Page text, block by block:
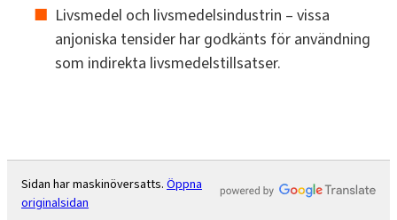
Livsmedel och livsmedelsindustrin – vissa
anjoniska tensider har godkänts för användning
som indirekta livsmedelstillsatser.
Sidan har maskinöversatts. Öppna
originalsidan